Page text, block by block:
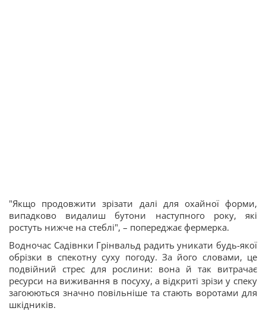
"Якщо продовжити зрізати далі для охайної форми,
випадково видалиш бутони наступного року, які
ростуть нижче на стеблі", – попереджає фермерка.
Водночас Садівнки Грінвальд радить уникати будь-якої
обрізки в спекотну суху погоду. За його словами, це
подвійний стрес для рослини: вона й так витрачає
ресурси на виживання в посуху, а відкриті зрізи у спеку
загоюються значно повільніше та стають воротами для
шкідників.